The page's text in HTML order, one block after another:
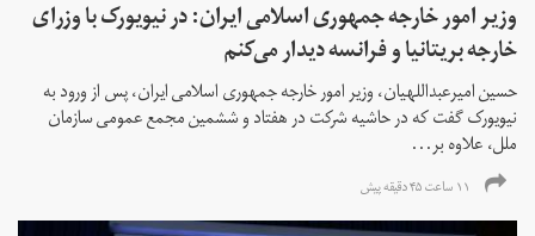
وزیر امور خارجه جمهوری اسلامی ایران: در نیویورک با وزرای
خارجه بریتانیا و فرانسه دیدار می‌کنم
حسین امیرعبداللهیان، وزیر امور خارجه جمهوری اسلامی ایران، پس از ورود به
نیویورک گفت که در حاشیه شرکت در هفتاد و ششمین مجمع عمومی سازمان
ملل، علاوه بر...
۱۱ ساعت ۴۵ دقیقه پیش